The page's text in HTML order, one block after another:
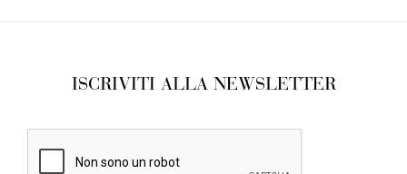
ISCRIVITI ALLA NEWSLETTER